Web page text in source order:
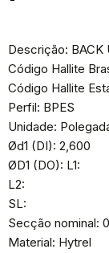
Descrição: BACK
Código Hallite
Código Hallite
Perfil: BPES
Unidade:
Ød1 (DI): 2,600
ØD1 (DO): L1:
L2:
SL:
Secção nominal:
Material: Hytrel